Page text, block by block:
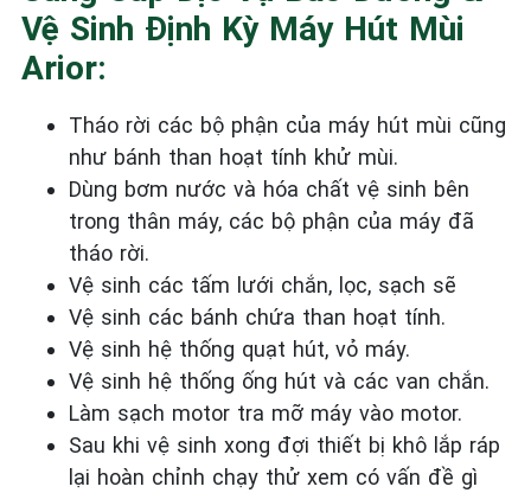
Vệ Sinh Định Kỳ Máy Hút Mùi
Arior:
Tháo rời các bộ phận của máy hút mùi cũng
như bánh than hoạt tính khử mùi.
Dùng bơm nước và hóa chất vệ sinh bên
trong thân máy, các bộ phận của máy đã
tháo rời.
Vệ sinh các tấm lưới chắn, lọc, sạch sẽ
Vệ sinh các bánh chứa than hoạt tính.
Vệ sinh hệ thống quạt hút, vỏ máy.
Vệ sinh hệ thống ống hút và các van chắn.
Làm sạch motor tra mỡ máy vào motor.
Sau khi vệ sinh xong đợi thiết bị khô lắp ráp
lại hoàn chỉnh chạy thử xem có vấn đề gì